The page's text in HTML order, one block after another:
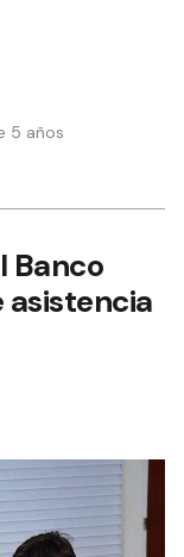
5 años
Banco
asistencia